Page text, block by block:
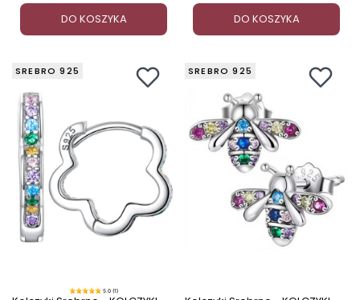
DO KOSZYKA DO KOSZYKA
SREBRO 925
5.0 (1)
SREBRO 925